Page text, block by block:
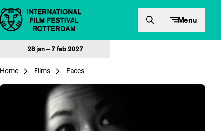
Direct naar inhoud Menu
28 jan – 7 feb 2027
Home Films Faces